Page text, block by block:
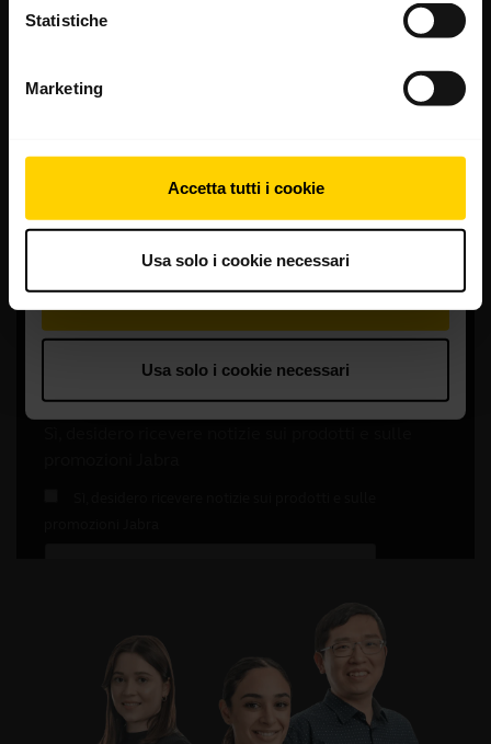
Statistiche
Marketing
Accetta tutti i cookie
Usa solo i cookie necessari